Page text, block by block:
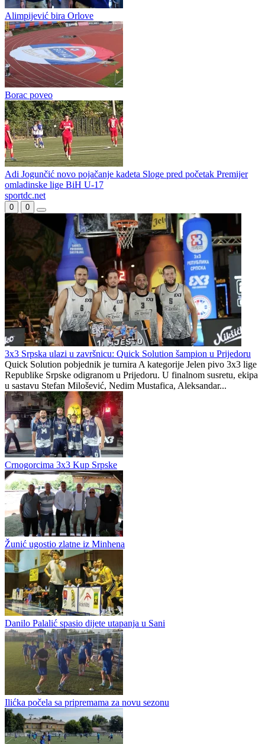
Alimpijević bira Orlove
Borac poveo
Adi Jogunčić novo pojačanje kadeta Sloge pred početak Premijer
omladinske lige BiH U-17
sportdc.net
0 0
3x3 Srpska ulazi u završnicu: Quick Solution šampion u Prijedoru
Quick Solution pobjednik je turnira A kategorije Jelen pivo 3x3 lige
Republike Srpske odigranom u Prijedoru. U finalnom susretu, ekipa
u sastavu Stefan Milošević, Nedim Mustafica, Aleksandar...
Crnogorcima 3x3 Kup Srpske
Žunić ugostio zlatne iz Minhena
Danilo Palalić spasio dijete utapanja u Sani
Ilićka počela sa pripremama za novu sezonu